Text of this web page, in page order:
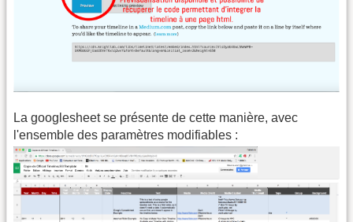
La googlesheet se présente de cette manière, avec
l'ensemble des paramètres modifiables :